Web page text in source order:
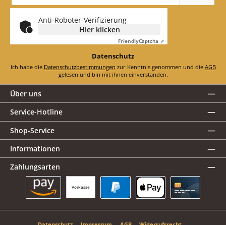
*
Anti-Roboter-Verifizierung
Hier klicken
FriendlyCaptcha ⇗
Datenschutz
Ich habe die Datenschutzbestimmungen zur Kenntnis genommen und die AGB
gelesen und bin mit ihnen einverstanden.
Über uns
Service-Hotline
Shop-Service
Informationen
Zahlungsarten
Vorkasse